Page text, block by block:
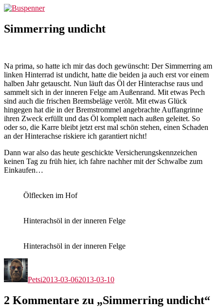
Zum
springen
Simmerring undicht
Na prima, so hatte ich mir das doch gewünscht: Der Simmerring am
linken Hinterrad ist undicht, hatte die beiden ja auch erst vor einem
halben Jahr getauscht. Nun läuft das Öl der Hinterachse raus und
sammelt sich in der inneren Felge am Außenrand. Mit etwas Pech
sind auch die frischen Bremsbeläge verölt. Mit etwas Glück
hingegen hat die in der Bremstrommel angebrachte Auffangrinne
ihren Zweck erfüllt und das Öl komplett nach außen geleitet. So
oder so, die Karre bleibt jetzt erst mal schön stehen, einen Schaden
an der Hinterachse riskiere ich garantiert nicht!
Dann war also das heute geschickte Versicherungskennzeichen
keinen Tag zu früh hier, ich fahre nachher mit der Schwalbe zum
Einkaufen…
Ölflecken im Hof
Hinterachsöl in der inneren Felge
Hinterachsöl in der inneren Felge
Autor
Petsi2013-03-062013-03-10
2 Kommentare zu „Simmerring undicht“